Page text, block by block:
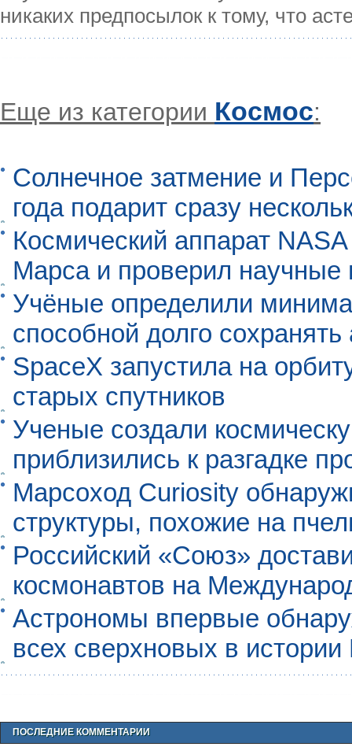
никаких предпосылок к тому, что
Еще из категории Космос:
Солнечное затмение и
года подарит сразу
Космический аппарат
Марса и проверил научные
Учёные определили
способной долго
SpaceX запустила на
старых спутников
Ученые создали
приблизились к разгадке
Марсоход Curiosity
структуры, похожие на
Российский «Союз»
космонавтов на
Астрономы впервые
всех сверхновых в
ПОСЛЕДНИЕ КОММЕНТАРИИ